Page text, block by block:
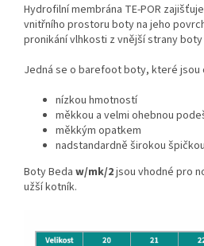
Hydrofilní membrána TE-POR
vnitřního prostoru boty na jeho
pronikání vlhkosti z vnější strany
Jedná se o barefoot boty, které jsou
nízkou hmotností
měkkou a velmi ohebnou
měkkým opatkem
nadstandardně širokou špičkou
Boty Beda w/mk/2jsou vhodné pro
užší kotník.